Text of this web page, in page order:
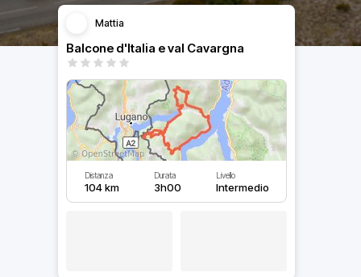
Mattia
Balcone d'Italia e val Cavargna
Distanza
104 km
Durata
3h00
Livello
Intermedio